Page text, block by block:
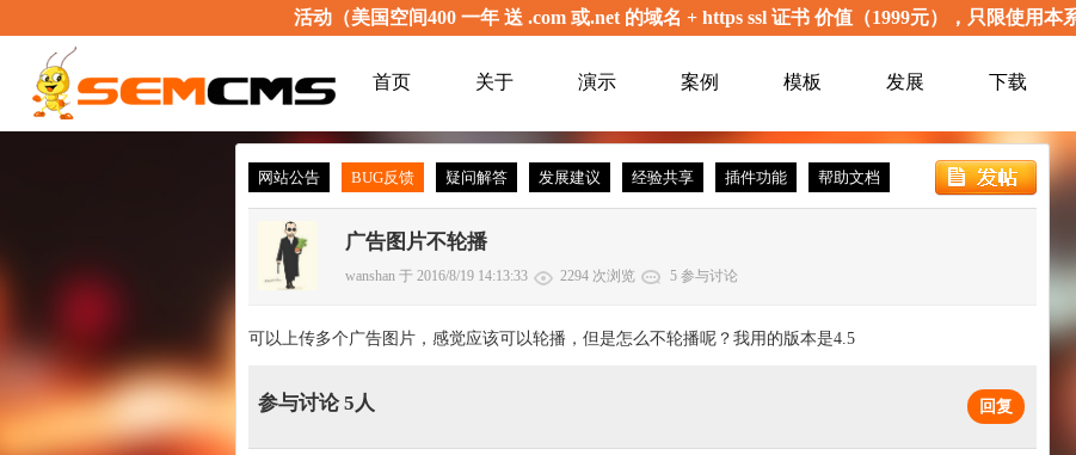
活动（美国空间400 一年 送 .com 或.net 的域名 + https ssl 证书 价值（1999元），只限使用本
首页 关于 演示 案例 模板 发展 下载
网站公告 BUG反馈 疑问解答 发展建议 经验共享 插件功能 帮助文档
广告图片不轮播
wanshan 于 2016/8/19 14:13:33 2294 次浏览 5 参与讨论
可以上传多个广告图片，感觉应该可以轮播，但是怎么不轮播呢？我用的版本是4.5
参与讨论 5人 回复